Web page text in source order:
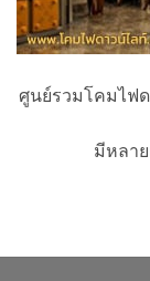
ศูนย์รวมโคมไฟ
มีหลา